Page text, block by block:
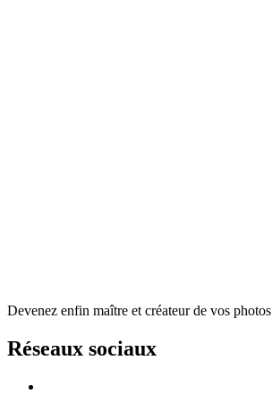
Devenez enfin maître et créateur de vos photos
Réseaux sociaux